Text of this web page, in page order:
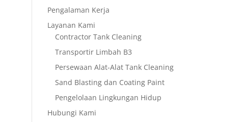
Pengalaman Kerja
Layanan Kami
Contractor Tank Cleaning
Transportir Limbah B3
Persewaan Alat-Alat Tank Cleaning
Sand Blasting dan Coating Paint
Pengelolaan Lingkungan Hidup
Hubungi Kami